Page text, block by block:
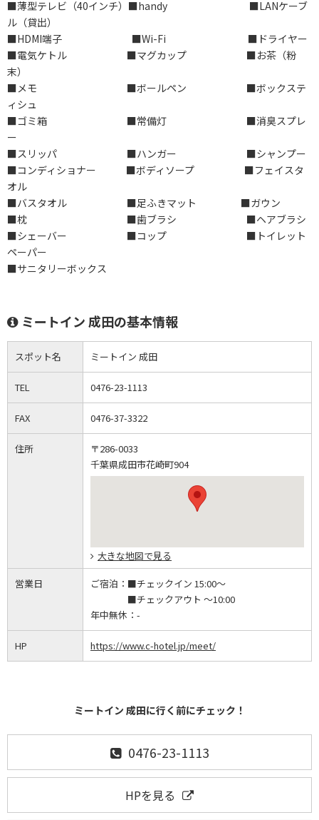
■薄型テレビ（40インチ）■handy ■LANケーブ
ル（貸出）
■HDMI端子 ■Wi-Fi ■ドライヤー
■電気ケトル ■マグカップ ■お茶（粉
末）
■メモ ■ボールペン ■ボックステ
ィシュ
■ゴミ箱 ■常備灯 ■消臭スプレ
ー
■スリッパ ■ハンガー ■シャンプー
■コンディショナー ■ボディソープ ■フェイスタ
オル
■バスタオル ■足ふきマット ■ガウン
■枕 ■歯ブラシ ■ヘアブラシ
■シェーバー ■コップ ■トイレット
ペーパー
■サニタリーボックス
ミートイン 成田の基本情報
スポット名 ミートイン 成田
TEL 0476-23-1113
FAX 0476-37-3322
住所
〒286-0033
千葉県成田市花崎町904
大きな地図で見る
営業日 ご宿泊： ■チェックイン 15:00～
■チェックアウト ～10:00
年中無休： -
HP https://www.c-hotel.jp/meet/
ミートイン 成田に行く前にチェック！
0476-23-1113
HPを見る